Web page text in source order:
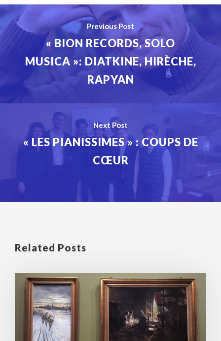
Previous Post
« BION RECORDS, SOLO
MUSICA »: DIATKINE, HIRÈCHE,
RAPYAN
Next Post
« LES PIANISSIMES » : COUPS DE
CŒUR
Related Posts